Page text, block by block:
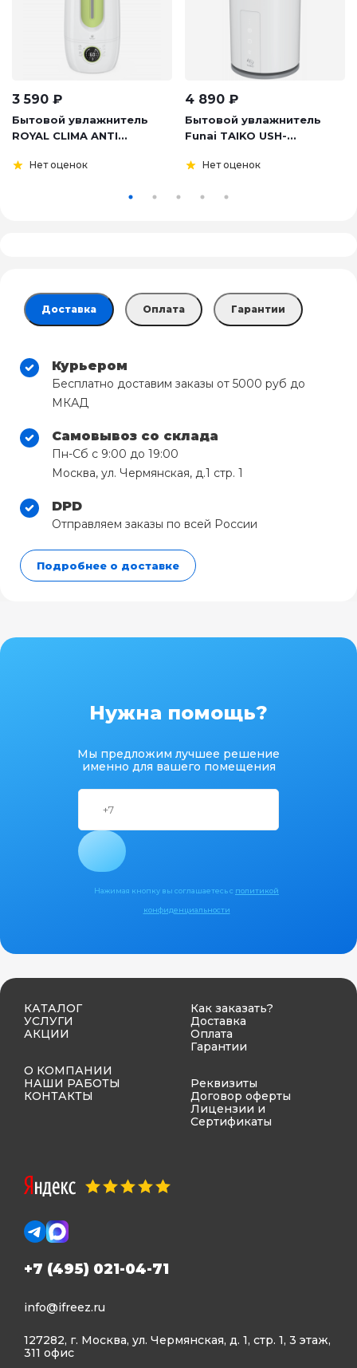
3 590 ₽
Бытовой увлажнитель
ROYAL CLIMA ANTI...
Нет оценок
4 890 ₽
Бытовой увлажнитель
Funai TAIKO USH-...
Нет оценок
Доставка Оплата Гарантии
Курьером
Бесплатно доставим заказы от 5000 руб до
МКАД
Самовывоз со склада
Пн-Сб с 9:00 до 19:00
Москва, ул. Чермянская, д.1 стр. 1
DPD
Отправляем заказы по всей России
Подробнее о доставке
Нужна помощь?
Мы предложим лучшее решение
именно для вашего помещения
Нажимая кнопку вы соглашаетесь с политикой
конфиденциальности
КАТАЛОГ
УСЛУГИ
АКЦИИ
О КОМПАНИИ
НАШИ РАБОТЫ
КОНТАКТЫ
Как заказать?
Доставка
Оплата
Гарантии
Реквизиты
Договор оферты
Лицензии и
Сертификаты
+7 (495) 021-04-71
info@ifreez.ru
127282, г. Москва, ул. Чермянская, д. 1, стр. 1, 3 этаж,
311 офис